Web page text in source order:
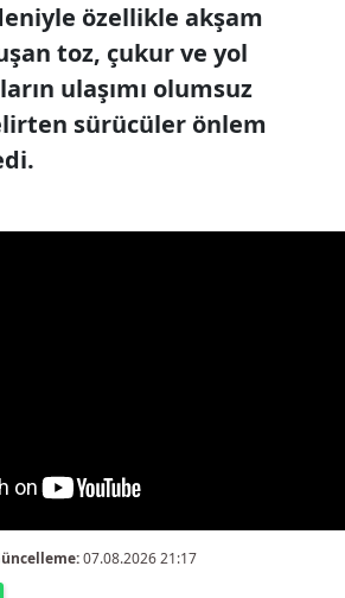
özellikle akşam
toz, çukur ve yol
ulaşımı olumsuz
sürücüler önlem
07.08.2026 21:17